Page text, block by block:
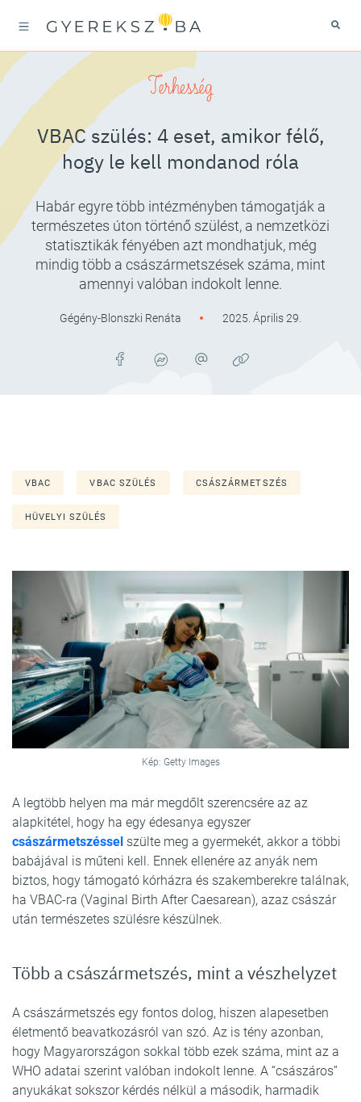
Terhesség
VBAC szülés: 4 eset, amikor félő,
hogy le kell mondanod róla
Habár egyre több intézményben támogatják a
természetes úton történő szülést, a nemzetközi
statisztikák fényében azt mondhatjuk, még
mindig több a császármetszések száma, mint
amennyi valóban indokolt lenne.
Gégény-Blonszki Renáta 2025. Április 29.
VBAC VBAC SZÜLÉS CSÁSZÁRMETSZÉS
HÜVELYI SZÜLÉS
Kép: Getty Images
A legtöbb helyen ma már megdőlt szerencsére az az
alapkitétel, hogy ha egy édesanya egyszer
császármetszéssel szülte meg a gyermekét, akkor a többi
babájával is műteni kell. Ennek ellenére az anyák nem
biztos, hogy támogató kórházra és szakemberekre találnak,
ha VBAC-ra (Vaginal Birth After Caesarean), azaz császár
után természetes szülésre készülnek.
Több a császármetszés, mint a vészhelyzet
A császármetszés egy fontos dolog, hiszen alapesetben
életmentő beavatkozásról van szó. Az is tény azonban,
hogy Magyarországon sokkal több ezek száma, mint az a
WHO adatai szerint valóban indokolt lenne. A “császáros”
anyukákat sokszor kérdés nélkül a második, harmadik